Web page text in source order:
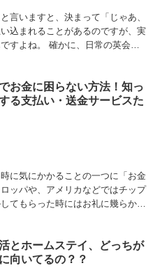
言いますと、決まって「じゃあ、
込まれることがあるのですが、実
すよね。 確かに、日常の英会話
お金に困らない方法！知っ
る支払い・送金サービスた
に気にかかることの一つに「お金
ッパや、アメリカなどではチップ
てもらった時にはお礼に幾らか気
とホームステイ、どっちが
向いてるの？？